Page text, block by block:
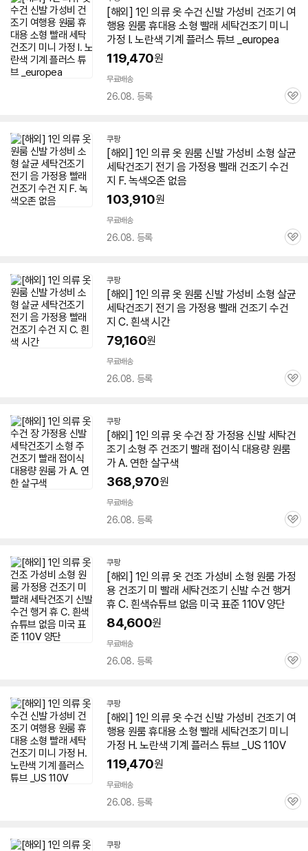
[해외] 1인 의류 옷 수건 신발 가성비 건조기 여
행용 원룸 휴대용 소형 빨래 세탁건조기 미니
가정 I. 노란색 기계 플러스 튜브 _europea
119,470원
무료배송
26.08. 등록
관
쿠팡
[해외] 1인 의류 옷 원룸 신발 가성비 소형 살균
세탁건조기 전기 음 가정용 빨래 건조기 수건
지 F. 녹색오존 없음
103,910원
무료배송
26.08. 등록
관
쿠팡
[해외] 1인 의류 옷 원룸 신발 가성비 소형 살균
세탁건조기 전기 음 가정용 빨래 건조기 수건
지 C. 흰색 시간
79,160원
무료배송
26.08. 등록
관
쿠팡
[해외] 1인 의류 옷 수건 장 가정용 신발 세탁건
조기 소형 주 건조기 빨래 접이식 대용량 원룸
가 A. 연한 살구색
368,970원
무료배송
26.08. 등록
관
쿠팡
[해외] 1인 의류 옷 건조 가성비 소형 원룸 가정
용 건조기 미 빨래 세탁건조기 신발 수건 행거
휴 C. 흰색슈튜브 없음 미국 표준 110V 양단
84,600원
무료배송
26.08. 등록
관
쿠팡
[해외] 1인 의류 옷 수건 신발 가성비 건조기 여
행용 원룸 휴대용 소형 빨래 세탁건조기 미니
가정 H. 노란색 기계 플러스 튜브 _US 110V
119,470원
무료배송
26.08. 등록
관
쿠팡